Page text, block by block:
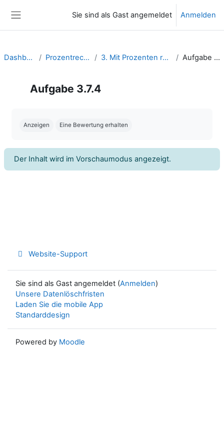
Sie sind als Gast angemeldet Anmelden
Dashboard Prozentrechnen 3. Mit Prozenten rechnen Aufgabe 3.7.4
Aufgabe 3.7.4
Anzeigen Eine Bewertung erhalten
Der Inhalt wird im Vorschaumodus angezeigt.
Website-Support
Sie sind als Gast angemeldet (Anmelden)
Unsere Datenlöschfristen
Laden Sie die mobile App
Standarddesign
Powered by Moodle